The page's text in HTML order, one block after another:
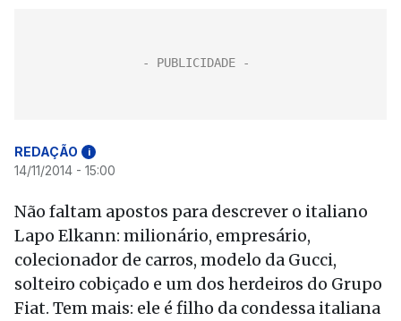
REDAÇÃO i
14/11/2014 - 15:00
Não faltam apostos para descrever o italiano
Lapo Elkann: milionário, empresário,
colecionador de carros, modelo da Gucci,
solteiro cobiçado e um dos herdeiros do Grupo
Fiat. Tem mais: ele é filho da condessa italiana